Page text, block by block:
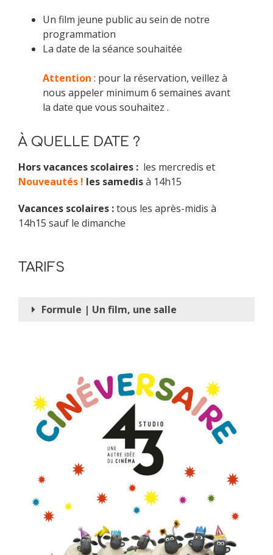
Un film jeune public au sein de notre
programmation
La date de la séance souhaitée
Attention : pour la réservation, veillez à
nous appeler minimum 6 semaines avant
la date que vous souhaitez .
À QUELLE DATE ?
Hors vacances scolaires : les mercredis et
Nouveautés ! les samedisà 14h15
Vacances scolaires :tous les après-midis à
14h15 sauf le dimanche
TARIFS
Formule | Un film, une salle